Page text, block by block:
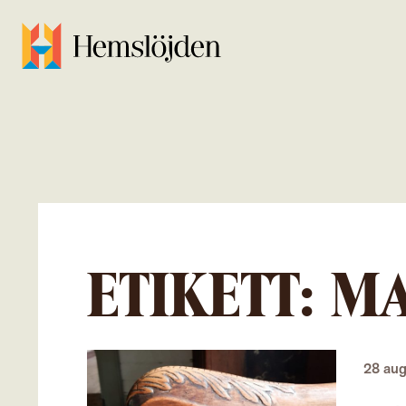
ETIKETT:
28